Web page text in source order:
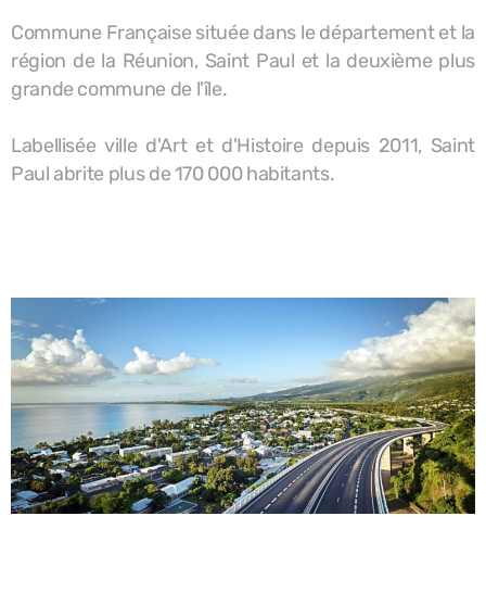
Commune Française située dans le département et la
région de la Réunion, Saint Paul et la deuxième plus
grande commune de l'île.
Labellisée ville d'Art et d'Histoire depuis 2011, Saint
Paul abrite plus de 170 000 habitants.